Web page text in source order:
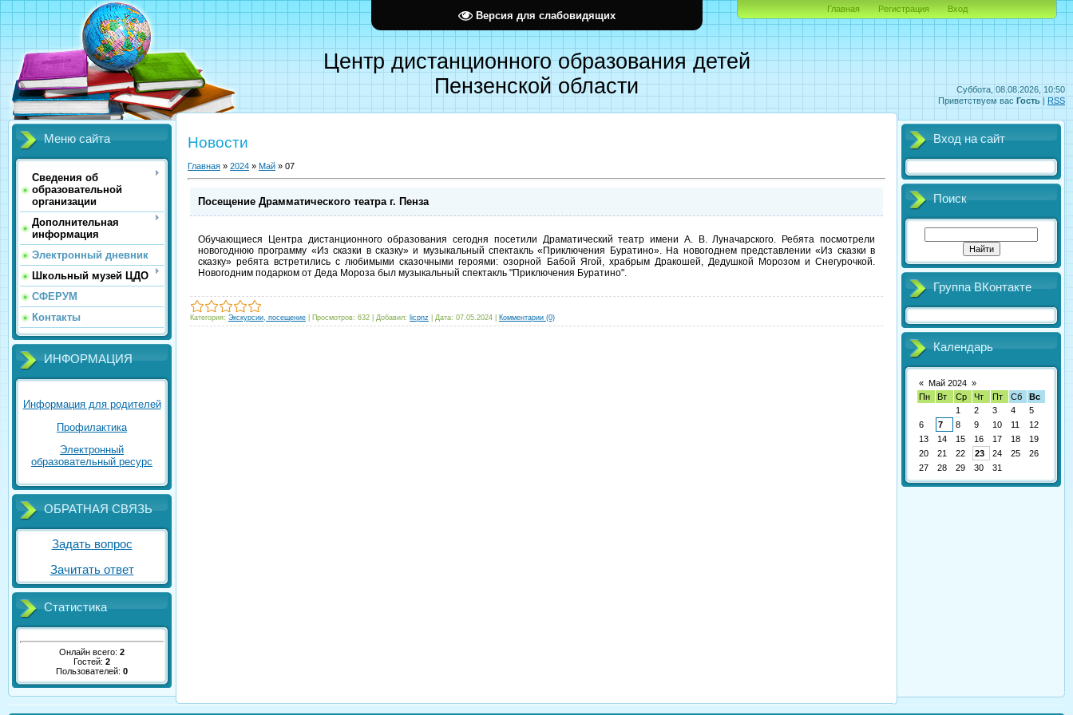
Версия для слабовидящих
Суббота, 08.08.2026, 10:50
Приветствуем вас Гость | RSS
Центр дистанционного образования детей
Пензенской области
Главная Регистрация Вход
Меню сайта
Сведения об
образовательной
организации
Дополнительная
информация
Электронный дневник
Школьный музей ЦДО
СФЕРУМ
Контакты
ИНФОРМАЦИЯ
Информация для родителей
Профилактика
Электронный
образовательный ресурс
ОБРАТНАЯ СВЯЗЬ
Задать вопрос
Зачитать ответ
Статистика
Онлайн всего: 2
Гостей: 2
Пользователей: 0
Новости
Главная » 2024 » Май » 07
Посещение Драмматического театра г. Пенза
Обучающиеся Центра дистанционного образования сегодня посетили Драматический театр имени А. В. Луначарского. Ребята посмотрели
новогоднюю программу «Из сказки в сказку» и музыкальный спектакль «Приключения Буратино». На новогоднем представлении «Из сказки в
сказку» ребята встретились с любимыми сказочными героями: озорной Бабой Ягой, храбрым Дракошей, Дедушкой Морозом и Снегурочкой.
Новогодним подарком от Деда Мороза был музыкальный спектакль "Приключения Буратино".
Категория: Экскурсии, посещение Просмотров: 632 Добавил: licpnz Дата: 07.05.2024 Комментарии (0)
Вход на сайт
Поиск
Группа ВКонтакте
Календарь
« Май 2024 »
Пн
Вт Ср Чт Пт Сб
Вс
1
2 3 4
5
6
7 8 9 10 11
12
13
14 15 16 17 18
19
20
21 22 23 24 25
26
27
28 29 30 31